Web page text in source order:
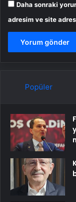
Daha sonraki
adresim ve site
Popüler